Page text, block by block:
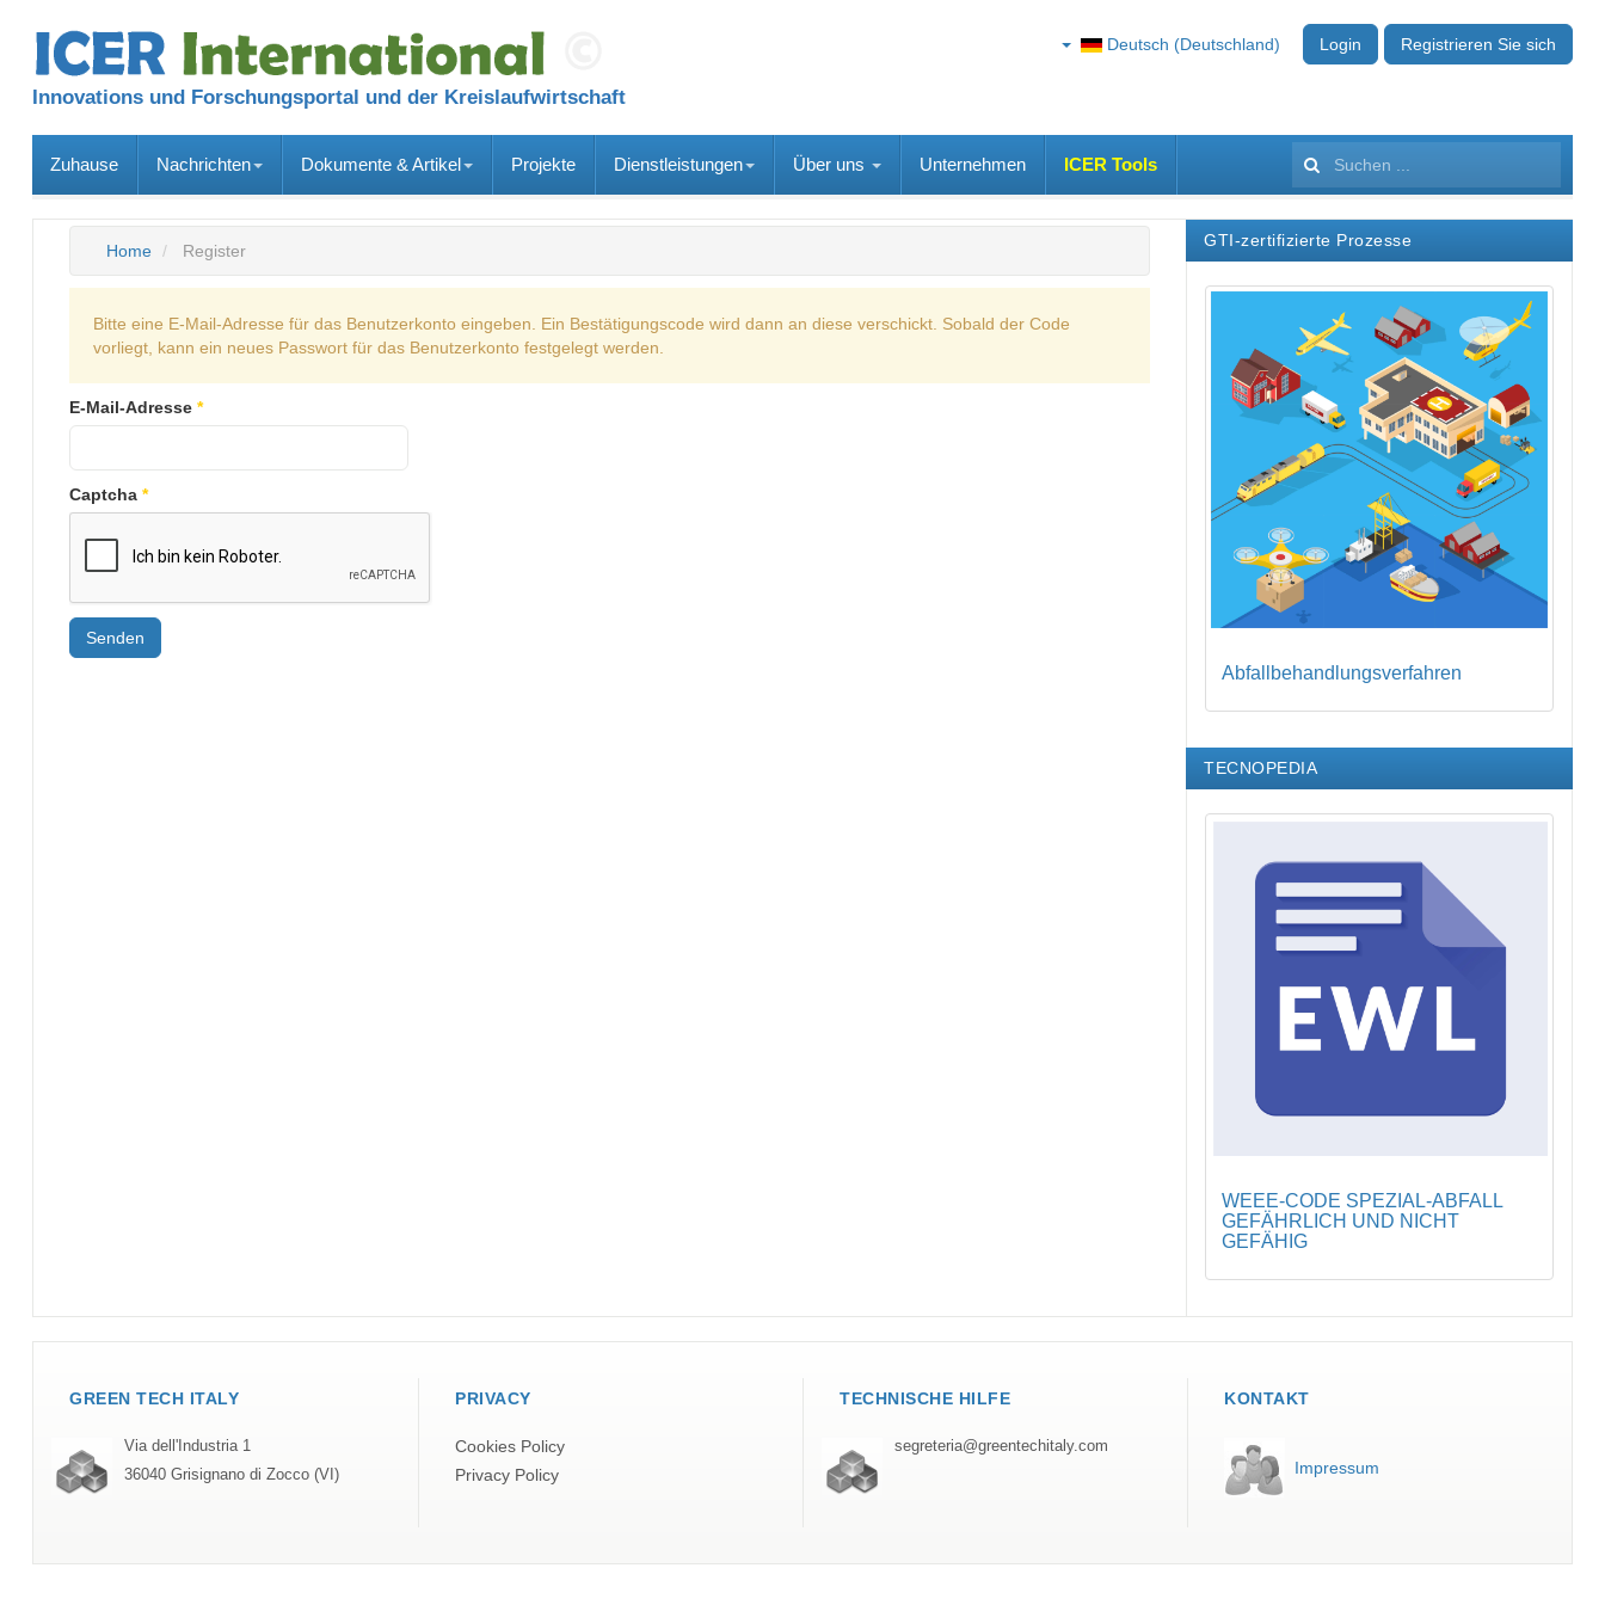
Innovations und Forschungsportal und der Kreislaufwirtschaft
Registrieren Sie sich
Login
Deutsch (Deutschland)
Zuhause Nachrichten Dokumente & Artikel Projekte Dienstleistungen Über uns Unternehmen ICER Tools Suchen
...
Home
Register
Bitte eine E-Mail-Adresse für das Benutzerkonto eingeben. Ein Bestätigungscode wird dann an diese verschickt. Sobald der Code
vorliegt, kann ein neues Passwort für das Benutzerkonto festgelegt werden.
E-Mail-Adresse *
Captcha *
Senden
GTI-zertifizierte Prozesse
Abfallbehandlungsverfahren
TECNOPEDIA
WEEE-CODE SPEZIAL-ABFALL
GEFÄHRLICH UND NICHT
GEFÄHIG
GREEN TECH ITALY
Via dell'Industria 1
36040 Grisignano di Zocco (VI)
PRIVACY
Cookies Policy
Privacy Policy
TECHNISCHE HILFE
segreteria@greentechitaly.com
KONTAKT
Impressum